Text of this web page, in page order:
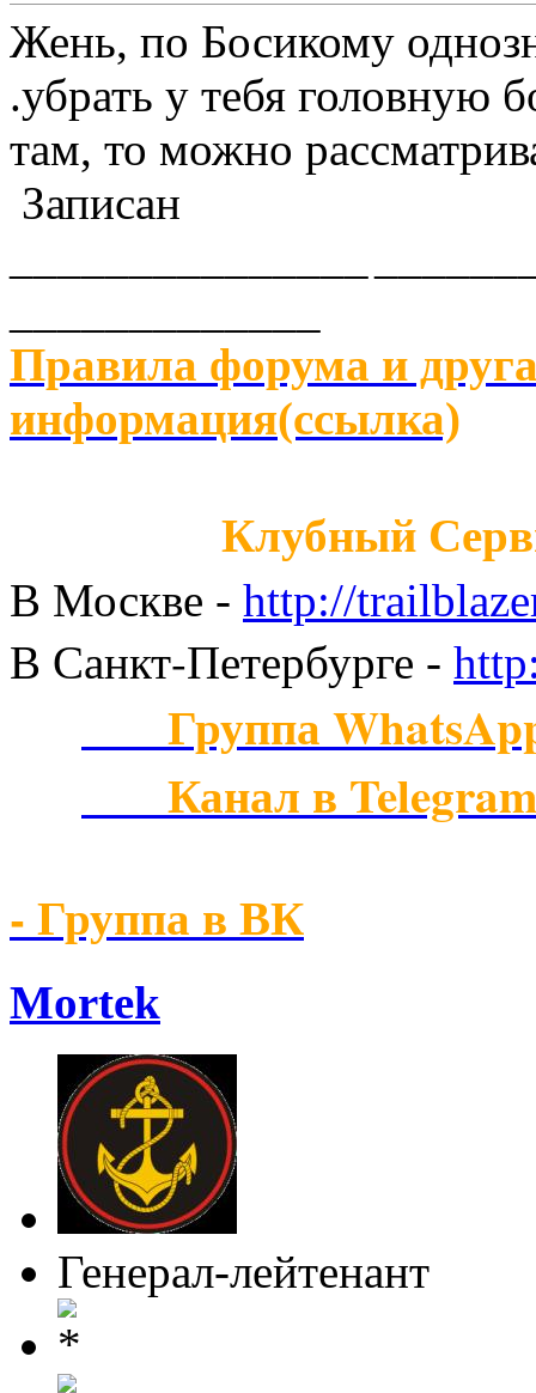
Жень, по Босикому
.убрать у тебя головную
там, то можно
Записан
Правила форума и
информация(ссылка)
Клубный
В Москве - http://
В Санкт-Петербурге -
Группа
Канал в
- Группа в ВК
Mortek
Генерал-лейтенант